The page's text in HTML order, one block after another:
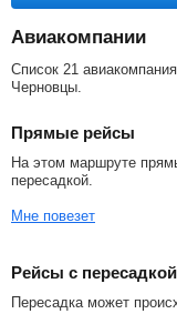
Авиакомпании
Список 21
Черновцы.
Прямые рейсы
На этом маршруте
пересадкой.
Мне повезет
Рейсы с пересадкой
Пересадка может